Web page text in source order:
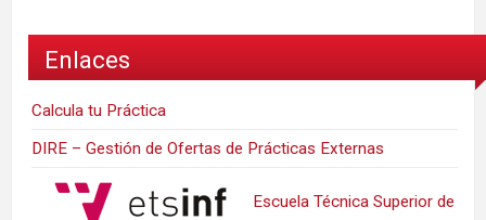
Enlaces
Calcula tu Práctica
DIRE – Gestión de Ofertas de Prácticas Externas
Escuela Técnica Superior de